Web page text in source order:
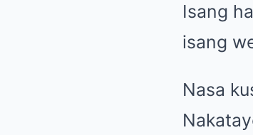
Isang
isang
Nasa